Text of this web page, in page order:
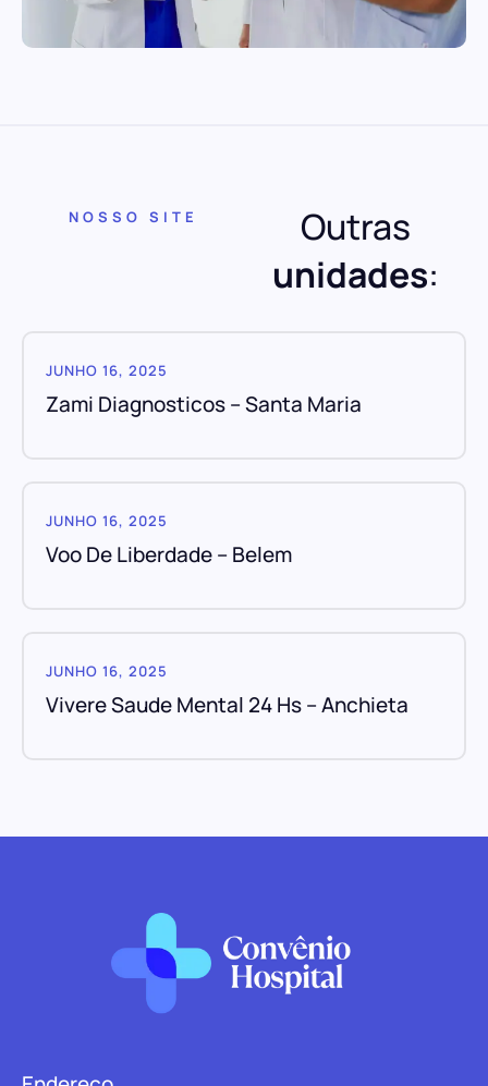
NOSSO SITE
Outras
unidades:
JUNHO 16, 2025
Zami Diagnosticos – Santa Maria
JUNHO 16, 2025
Voo De Liberdade – Belem
JUNHO 16, 2025
Vivere Saude Mental 24 Hs – Anchieta